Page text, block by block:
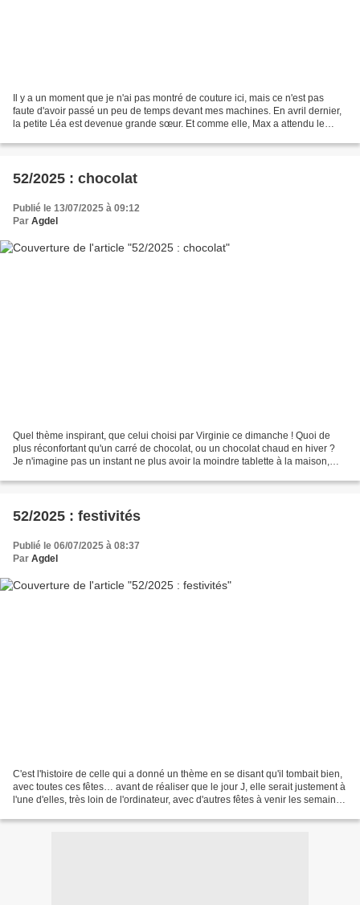
Il y a un moment que je n'ai pas montré de couture ici, mais ce n'est pas
faute d'avoir passé un peu de temps devant mes machines. En avril dernier,
la petite Léa est devenue grande sœur. Et comme elle, Max a attendu le
52/2025 : chocolat
Publié le 13/07/2025 à 09:12
Par Agdel
Quel thème inspirant, que celui choisi par Virginie ce dimanche ! Quoi de
plus réconfortant qu'un carré de chocolat, ou un chocolat chaud en hiver ?
Je n'imagine pas un instant ne plus avoir la moindre tablette à la maison,
52/2025 : festivités
Publié le 06/07/2025 à 08:37
Par Agdel
C'est l'histoire de celle qui a donné un thème en se disant qu'il tombait bien,
avec toutes ces fêtes… avant de réaliser que le jour J, elle serait justement à
l'une d'elles, très loin de l'ordinateur, avec d'autres fêtes à venir les semaines